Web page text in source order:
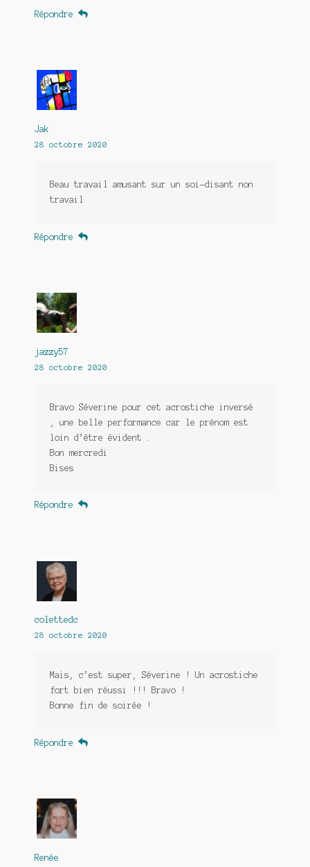
Répondre
Jak
28 octobre 2020
Beau travail amusant sur un soi-disant non
travail
Répondre
jazzy57
28 octobre 2020
Bravo Séverine pour cet acrostiche inversé
, une belle performance car le prénom est
loin d’être évident .
Bon mercredi
Bises
Répondre
colettedc
28 octobre 2020
Mais, c’est super, Séverine ! Un acrostiche
fort bien réussi !!! Bravo !
Bonne fin de soirée !
Répondre
Renée